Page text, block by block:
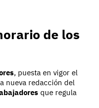
de los
, puesta en vigor el
nueva redacción del
que regula